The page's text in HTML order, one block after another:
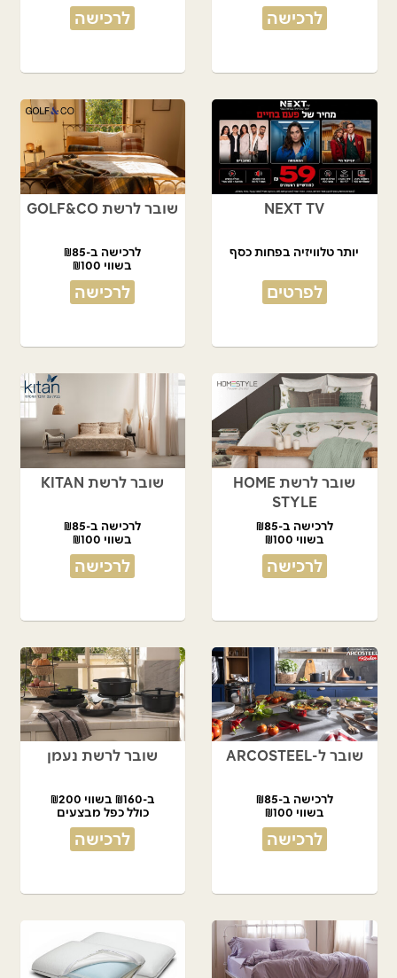
לרכישה לרכישה
NEXT TV
יותר טלוויזיה בפחות כסף
לפרטים
שובר לרשת GOLF&CO
לרכישה ב-₪85
בשווי ₪100
לרכישה
שובר לרשת HOME
STYLE
לרכישה ב-₪85
בשווי ₪100
לרכישה
שובר לרשת KITAN
לרכישה ב-₪85
בשווי ₪100
לרכישה
שובר ל-ARCOSTEEL
לרכישה ב-₪85
בשווי ₪100
לרכישה
שובר לרשת נעמן
ב-₪160 בשווי ₪200
כולל כפל מבצעים
לרכישה